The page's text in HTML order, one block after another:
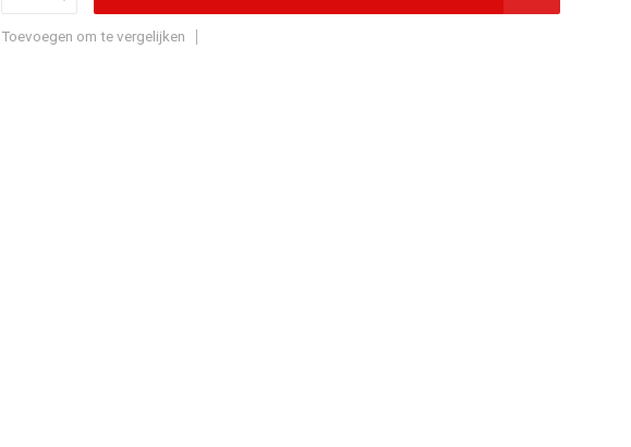
Toevoegen om te vergelijken